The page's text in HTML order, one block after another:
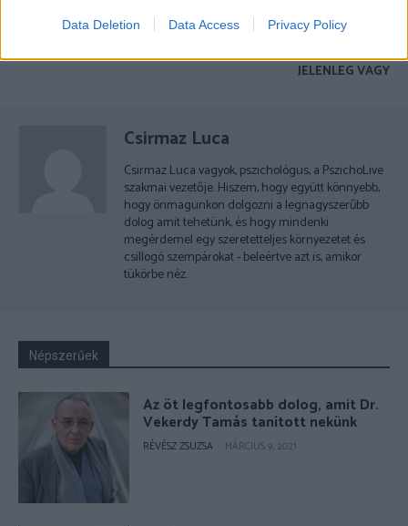
Data Deletion Data Access Privacy Policy
Previous article
MEGFÉKEZÉSÉHEZ
Next article
VÁLTOZTASS AZON, AMIBEN
JELENLEG VAGY
Csirmaz Luca
Csirmaz Luca vagyok, pszichológus, a PszichoLive
szakmai vezetője. Hiszem, hogy együtt könnyebb,
hogy önmagunkon dolgozni a legnagyszerűbb
dolog amit tehetünk, és hogy mindenki
megérdemel egy szeretetteljes környezetet és
csillogó szempárokat - beleértve azt is, amikor
tükörbe néz.
Népszerűek
Az öt legfontosabb dolog, amit Dr.
Vekerdy Tamás tanított nekünk
RÉVÉSZ ZSUZSA MÁRCIUS 9, 2021